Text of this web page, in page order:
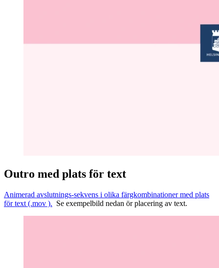
Outro med plats för text
Animerad avslutnings-sekvens i olika färgkombinationer med plats
för text (.mov ). Se exempelbild nedan ör placering av text.